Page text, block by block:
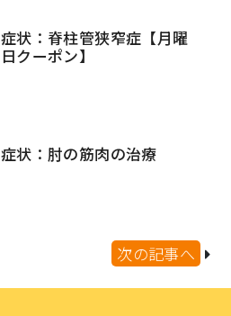
症状：脊柱管狭窄症【月曜
日クーポン】
症状：肘の筋肉の治療
次の記事へ